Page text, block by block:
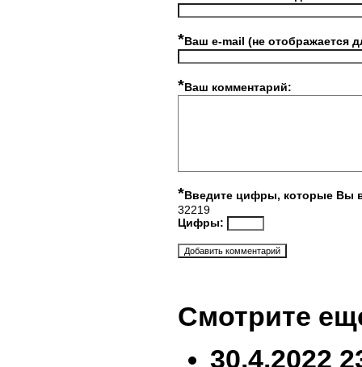
*Ваш e-mail (не отображается
*Ваш комментарий:
*Введите цифры, которые Вы
32219
Цифры:
Смотрите
30.4.2022